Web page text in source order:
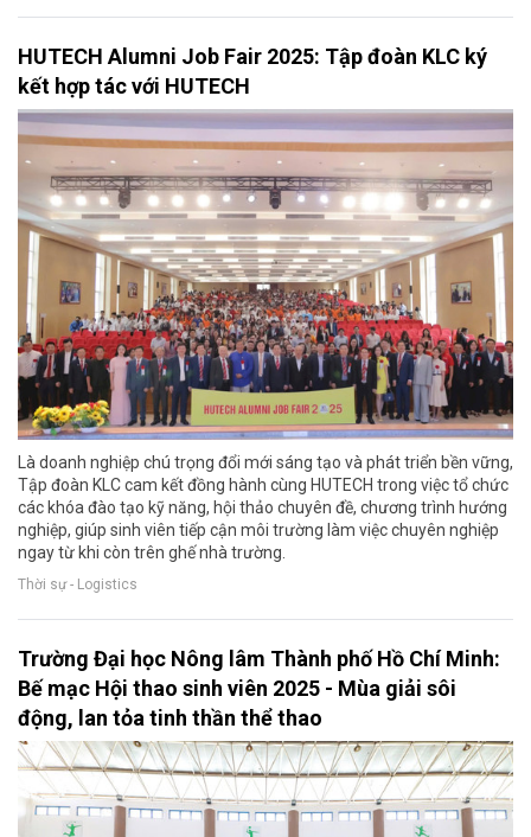
HUTECH Alumni Job Fair 2025: Tập đoàn KLC ký
kết hợp tác với HUTECH
Là doanh nghiệp chú trọng đổi mới sáng tạo và phát triển bền vững,
Tập đoàn KLC cam kết đồng hành cùng HUTECH trong việc tổ chức
các khóa đào tạo kỹ năng, hội thảo chuyên đề, chương trình hướng
nghiệp, giúp sinh viên tiếp cận môi trường làm việc chuyên nghiệp
ngay từ khi còn trên ghế nhà trường.
Thời sự - Logistics
Trường Đại học Nông lâm Thành phố Hồ Chí Minh:
Bế mạc Hội thao sinh viên 2025 - Mùa giải sôi
động, lan tỏa tinh thần thể thao